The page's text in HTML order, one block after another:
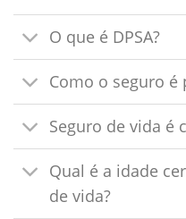
O que é DPSA?
Como o seguro é
Seguro de vida é
Qual é a idade
de vida?